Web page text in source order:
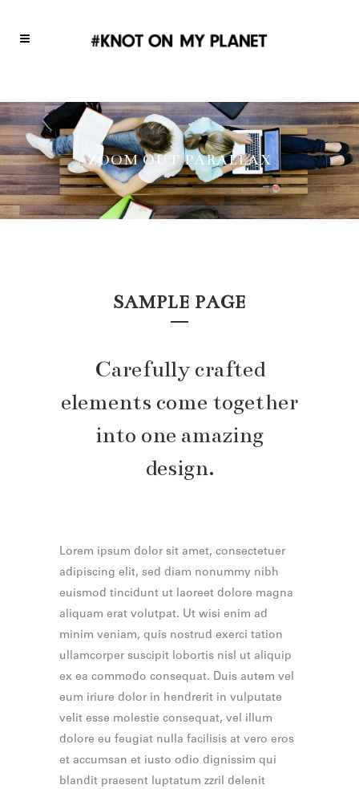
ZOOM OUT PARALLAX
SAMPLE PAGE
Carefully crafted
elements come together
into one amazing
design.
Lorem ipsum dolor sit amet, consectetuer
adipiscing elit, sed diam nonummy nibh
euismod tincidunt ut laoreet dolore magna
aliquam erat volutpat. Ut wisi enim ad
minim veniam, quis nostrud exerci tation
ullamcorper suscipit lobortis nisl ut aliquip
ex ea commodo consequat. Duis autem vel
eum iriure dolor in hendrerit in vulputate
velit esse molestie consequat, vel illum
dolore eu feugiat nulla facilisis at vero eros
et accumsan et iusto odio dignissim qui
blandit praesent luptatum zzril delenit